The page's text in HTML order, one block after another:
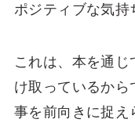
ポジティブな気持
これは、本を通
け取っているから
事を前向きに捉え